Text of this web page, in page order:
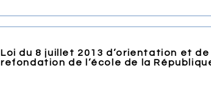
Loi du 8 juillet 2013 d’orientation et
refondation de l’école de la